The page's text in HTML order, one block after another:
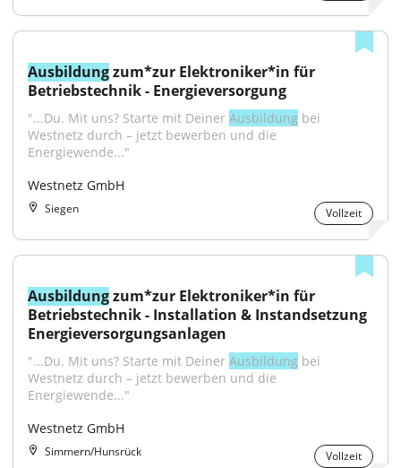
Ausbildung zum*zur Elektroniker*in für
Betriebstechnik - Energieversorgung
"...Du. Mit uns? Starte mit Deiner Ausbildung bei
Westnetz durch – jetzt bewerben und die
Energiewende..."
Westnetz GmbH
Siegen Vollzeit
Ausbildung zum*zur Elektroniker*in für
Betriebstechnik - Installation & Instandsetzung
Energieversorgungsanlagen
"...Du. Mit uns? Starte mit Deiner Ausbildung bei
Westnetz durch – jetzt bewerben und die
Energiewende..."
Westnetz GmbH
Simmern/Hunsrück Vollzeit